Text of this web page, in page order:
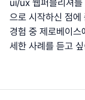
ui/ux 웹퍼블리셔를
으로 시작하신 점에
경험 중 제로베이
세한 사례를 듣고